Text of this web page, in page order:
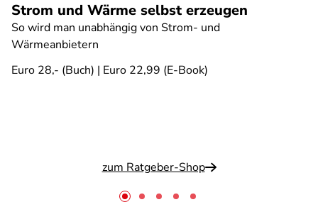
Strom und Wärme selbst erzeugen
So wird man unabhängig von Strom- und
Wärmeanbietern
Euro 28,- (Buch) | Euro 22,99 (E-Book)
zum Ratgeber-Shop